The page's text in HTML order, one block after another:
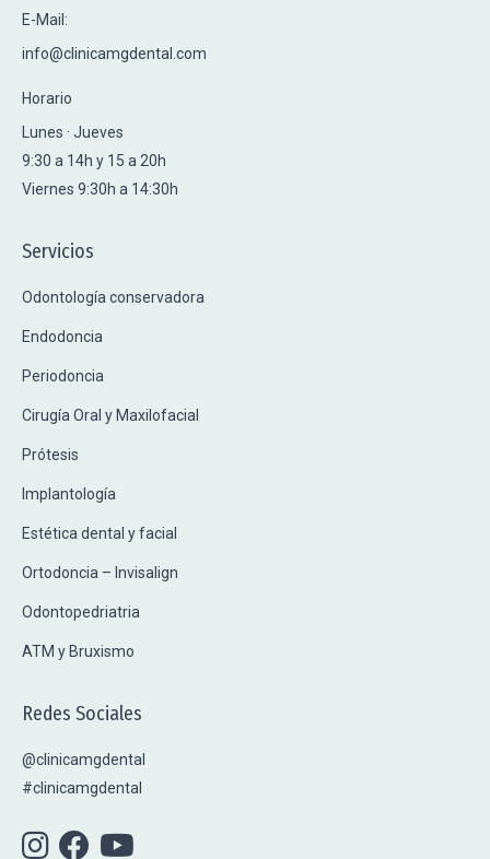
E-Mail:
info@clinicamgdental.com
Horario
Lunes · Jueves
9:30 a 14h y 15 a 20h
Viernes 9:30h a 14:30h
Servicios
Odontología conservadora
Endodoncia
Periodoncia
Cirugía Oral y Maxilofacial
Prótesis
Implantología
Estética dental y facial
Ortodoncia – Invisalign
Odontopedriatria
ATM y Bruxismo
Redes Sociales
@clinicamgdental
#clinicamgdental